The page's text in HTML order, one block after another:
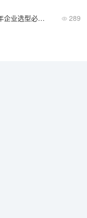
私有化协作IM与公有云IM对比：2026年企业选型必看的4个安全维度 289